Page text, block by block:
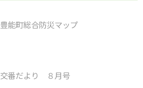
豊能町総合防災マップ
交番だより ８月号